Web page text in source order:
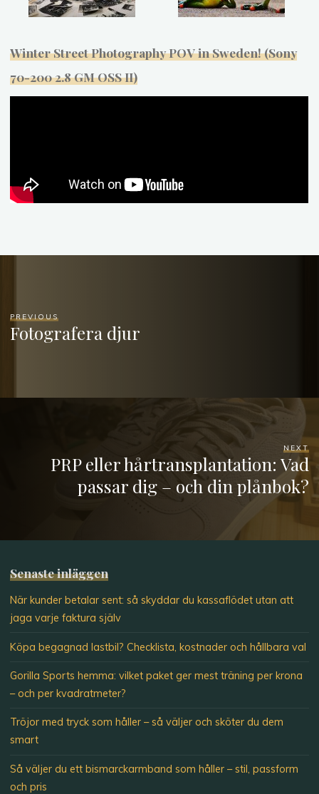
Winter Street Photography POV in Sweden! (Sony
70-200 2.8 GM OSS II)
PREVIOUS
Fotografera djur
NEXT
PRP eller hårtransplantation: Vad
passar dig – och din plånbok?
Senaste inläggen
När kunder betalar sent: så skyddar du kassaflödet utan att
jaga varje faktura själv
Köpa begagnad lastbil? Checklista, kostnader och hållbara val
Gorilla Sports hemma: vilket paket ger mest träning per krona
– och per kvadratmeter?
Tröjor med tryck som håller – så väljer och sköter du dem
smart
Så väljer du ett bismarckarmband som håller – stil, passform
och pris